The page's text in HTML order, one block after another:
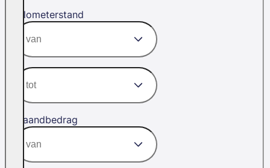
Kilometerstand
Maandbedrag